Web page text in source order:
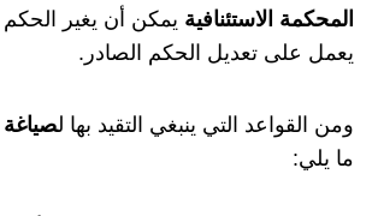
المحكمة الاستئنافية يمكن أن يغير الحكم
يعمل على تعديل الحكم الصادر.
ومن القواعد التي ينبغي التقيد بها لصياغة
ما يلي: